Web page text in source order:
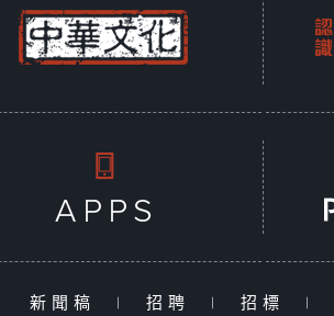
新聞稿 | 招聘 | 招標 |